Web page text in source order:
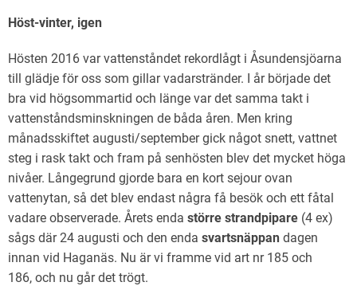
Höst-vinter, igen
Hösten 2016 var vattenståndet rekordlågt i Åsundensjöarna
till glädje för oss som gillar vadarstränder. I år började det
bra vid högsommartid och länge var det samma takt i
vattenståndsminskningen de båda åren. Men kring
månadsskiftet augusti/september gick något snett, vattnet
steg i rask takt och fram på senhösten blev det mycket höga
nivåer. Långegrund gjorde bara en kort sejour ovan
vattenytan, så det blev endast några få besök och ett fåtal
vadare observerade. Årets enda större strandpipare (4 ex)
sågs där 24 augusti och den enda svartsnäppan dagen
innan vid Haganäs. Nu är vi framme vid art nr 185 och
186, och nu går det trögt.